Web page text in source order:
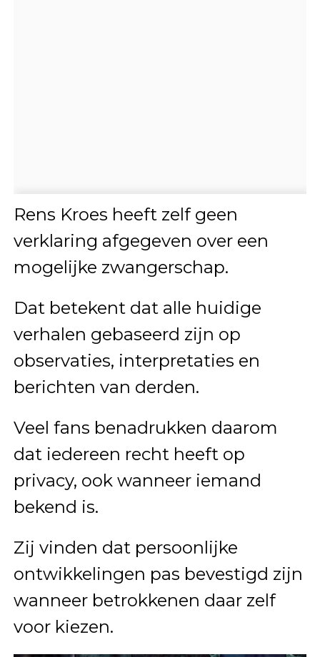
Rens Kroes heeft zelf geen
verklaring afgegeven over een
mogelijke zwangerschap.
Dat betekent dat alle huidige
verhalen gebaseerd zijn op
observaties, interpretaties en
berichten van derden.
Veel fans benadrukken daarom
dat iedereen recht heeft op
privacy, ook wanneer iemand
bekend is.
Zij vinden dat persoonlijke
ontwikkelingen pas bevestigd zijn
wanneer betrokkenen daar zelf
voor kiezen.